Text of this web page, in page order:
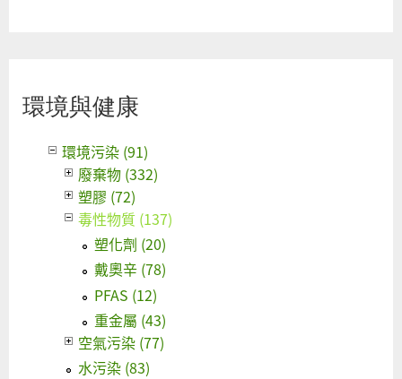
環境與健康
環境污染 (91)
廢棄物 (332)
塑膠 (72)
毒性物質 (137)
塑化劑 (20)
戴奧辛 (78)
PFAS (12)
重金屬 (43)
空氣污染 (77)
水污染 (83)